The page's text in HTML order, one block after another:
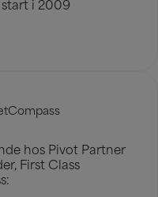
start i 2009
hos Pivot Partner
First Class